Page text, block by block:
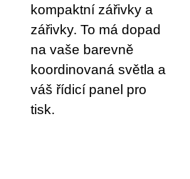
kompaktní zářivky a
zářivky. To má dopad
na vaše barevně
koordinovaná světla a
váš řídicí panel pro
tisk.